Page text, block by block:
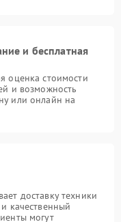
и бесплатная
оценка стоимости
и возможность
или онлайн на
доставку техники
качественный
могут